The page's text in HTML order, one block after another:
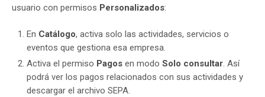
usuario con permisos Personalizados:
En Catálogo, activa solo las actividades, servicios o
eventos que gestiona esa empresa.
Activa el permiso Pagos en modo Solo consultar. Así
podrá ver los pagos relacionados con sus actividades y
descargar el archivo SEPA.